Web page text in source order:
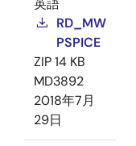
英語
RD_MW
PSPICE
ZIP14 KB
MD3892
2018年7月
29日